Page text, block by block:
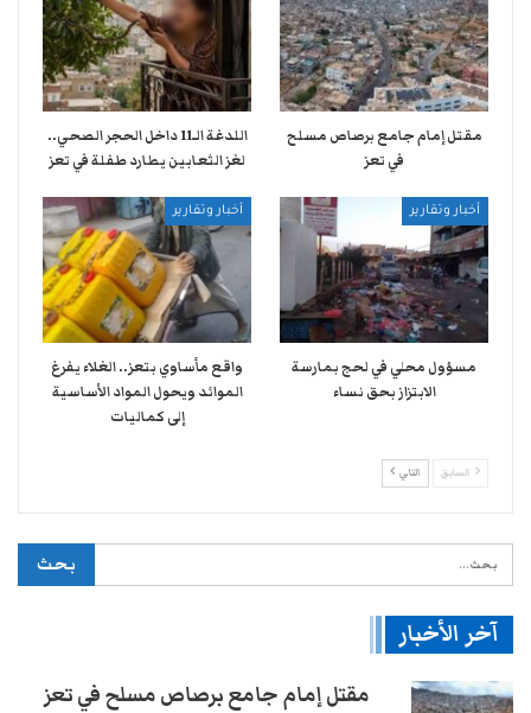
مقتل إمام جامع برصاص مسلح
في تعز
اللدغة الـ11 داخل الحجر الصحي..
لغز الثعابين يطارد طفلة في تعز
أخبار وتقارير
مسؤول محلي في لحج بمارسة
الابتزاز بحق نساء
أخبار وتقارير
واقع مأساوي بتعز.. الغلاء يفرغ
الموائد ويحول المواد الأساسية
إلى كماليات
السابق التالي
آخر الأخبار
مقتل إمام جامع برصاص مسلح في تعز